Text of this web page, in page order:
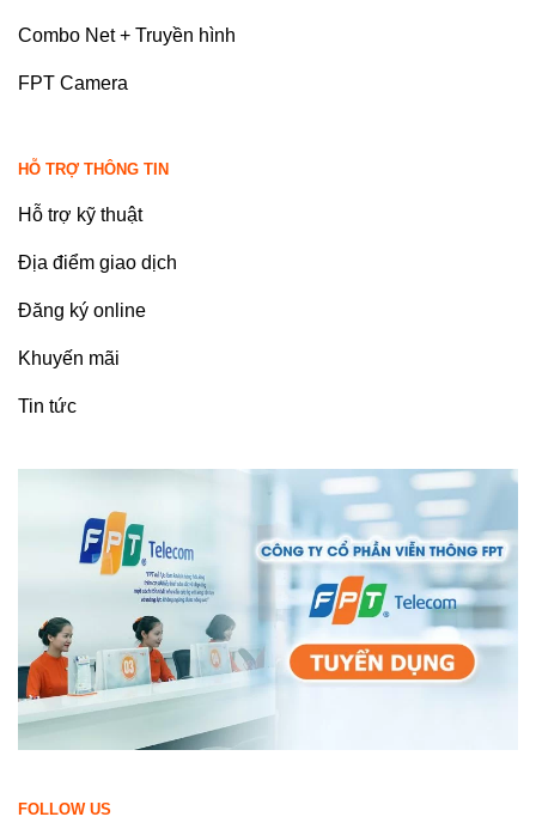
Combo Net + Truyền hình
FPT Camera
HỖ TRỢ THÔNG TIN
Hỗ trợ kỹ thuật
Địa điểm giao dịch
Đăng ký online
Khuyến mãi
Tin tức
FOLLOW US